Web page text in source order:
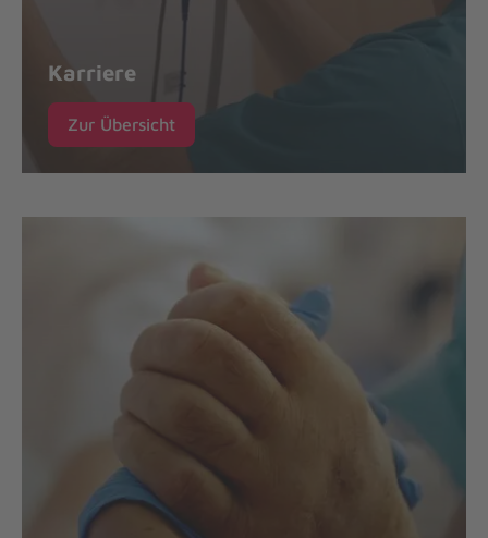
Karriere
Zur Übersicht